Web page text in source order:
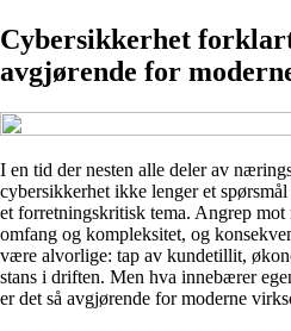
Cybersikkerhet
avgjørende for
I en tid der nesten alle deler av
cybersikkerhet ikke lenger et
et forretningskritisk tema. Angrep
omfang og kompleksitet, og
være alvorlige: tap av kundetillit,
stans i driften. Men hva innebærer
er det så avgjørende for moderne